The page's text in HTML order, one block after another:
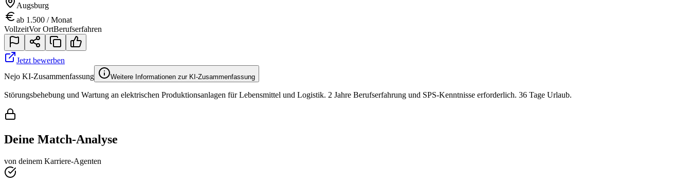
Augsburg
ab 1.500 / Monat
VollzeitVor OrtBerufserfahren
Jetzt bewerben
Nejo KI-Zusammenfassung
Weitere Informationen zur KI-Zusammenfassung
Störungsbehebung und Wartung an elektrischen Produktionsanlagen für Lebensmittel und Logistik. 2 Jahre Berufserfahrung und SPS-Kenntnisse erforderlich. 36 Tage Urlaub.
Deine Match-Analyse
von deinem Karriere-Agenten